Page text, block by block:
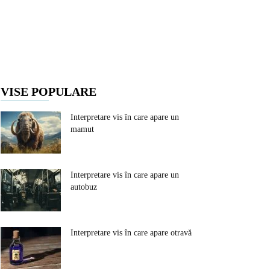
VISE POPULARE
Interpretare vis în care apare un
mamut
Interpretare vis în care apare un
autobuz
Interpretare vis în care apare otravă